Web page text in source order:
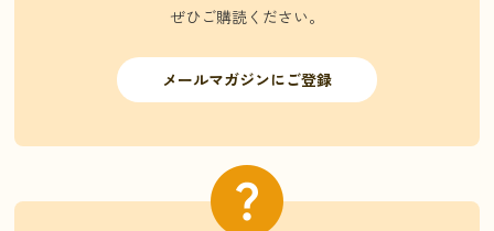
ぜひご購読ください。
メールマガジンにご登録